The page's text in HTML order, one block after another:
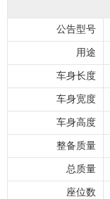
公告型号
用途
车身长度
车身宽度
车身高度
整备质量
总质量
座位数